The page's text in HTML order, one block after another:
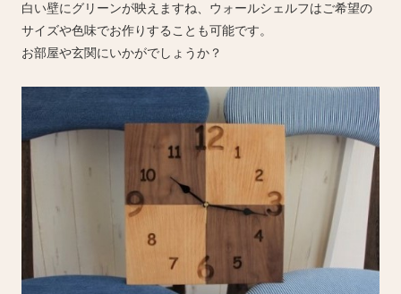
白い壁にグリーンが映えますね、ウォールシェルフはご希望の
サイズや色味でお作りすることも可能です。
お部屋や玄関にいかがでしょうか？